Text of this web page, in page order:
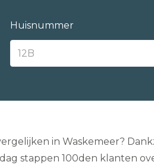
Huisnummer
in Waskemeer?
stappen 100den klanten